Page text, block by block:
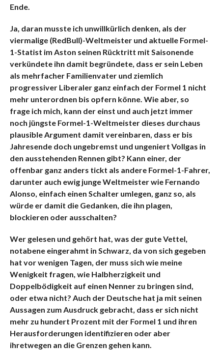
Ende.
Ja, daran musste ich unwillkürlich denken, als der
viermalige (RedBull)-Weltmeister und aktuelle Formel-
1-Statist im Aston seinen Rücktritt mit Saisonende
verkündete ihn damit begründete, dass er sein Leben
als mehrfacher Familienvater und ziemlich
progressiver Liberaler ganz einfach der Formel 1 nicht
mehr unterordnen bis opfern könne. Wie aber, so
frage ich mich, kann der einst und auch jetzt immer
noch jüngste Formel-1-Weltmeister dieses durchaus
plausible Argument damit vereinbaren, dass er bis
Jahresende doch ungebremst und ungeniert Vollgas in
den ausstehenden Rennen gibt? Kann einer, der
offenbar ganz anders tickt als andere Formel-1-Fahrer,
darunter auch ewig junge Weltmeister wie Fernando
Alonso, einfach einen Schalter umlegen, ganz so, als
würde er damit die Gedanken, die ihn plagen,
blockieren oder ausschalten?
Wer gelesen und gehört hat, was der gute Vettel,
notabene eingerahmt in Schwarz, da von sich gegeben
hat vor wenigen Tagen, der muss sich wie meine
Wenigkeit fragen, wie Halbherzigkeit und
Doppelbödigkeit auf einen Nenner zu bringen sind,
oder etwa nicht? Auch der Deutsche hat ja mit seinen
Aussagen zum Ausdruck gebracht, dass er sich nicht
mehr zu hundert Prozent mit der Formel 1 und ihren
Herausforderungen identifizieren oder aber
ihretwegen an die Grenzen gehen kann.